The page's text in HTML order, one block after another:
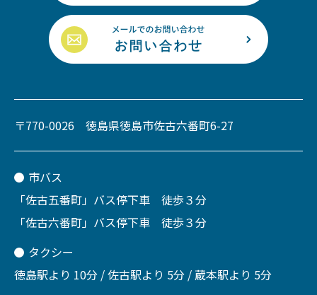
〒770-0026 徳島県徳島市佐古六番町6-27
市バス
「佐古五番町」バス停下車 徒歩３分
「佐古六番町」バス停下車 徒歩３分
タクシー
徳島駅より 10分 / 佐古駅より 5分 / 蔵本駅より 5分